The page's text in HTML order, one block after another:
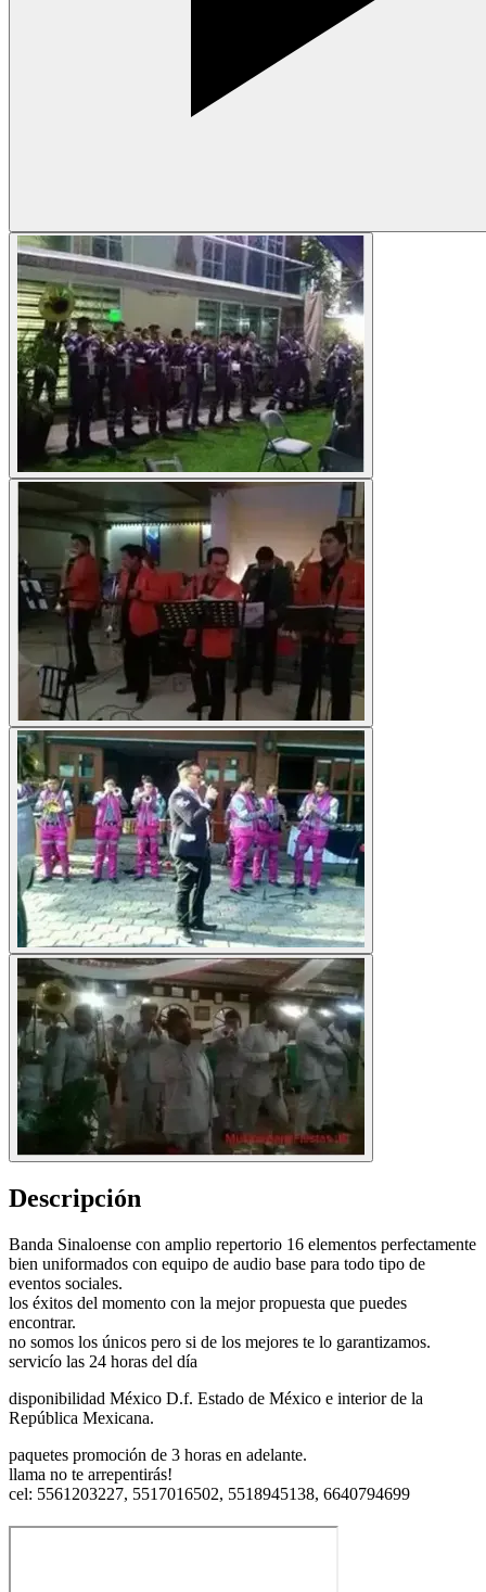
Descripción
Banda Sinaloense con amplio repertorio 16 elementos perfectamente
bien uniformados con equipo de audio base para todo tipo de
eventos sociales.
los éxitos del momento con la mejor propuesta que puedes
encontrar.
no somos los únicos pero si de los mejores te lo garantizamos.
servicío las 24 horas del día
disponibilidad México D.f. Estado de México e interior de la
República Mexicana.
paquetes promoción de 3 horas en adelante.
llama no te arrepentirás!
cel: 5561203227, 5517016502, 5518945138, 6640794699